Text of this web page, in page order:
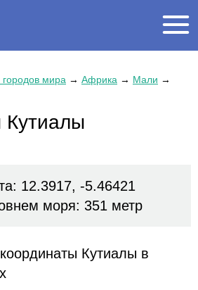
мира → Африка → Мали →
Кутиалы
12.3917, -5.46421
моря: 351 метр
Кутиалы в